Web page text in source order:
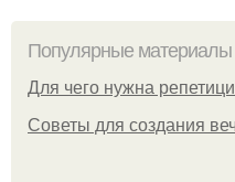
Популярные материалы
Для чего нужна
Советы для создания